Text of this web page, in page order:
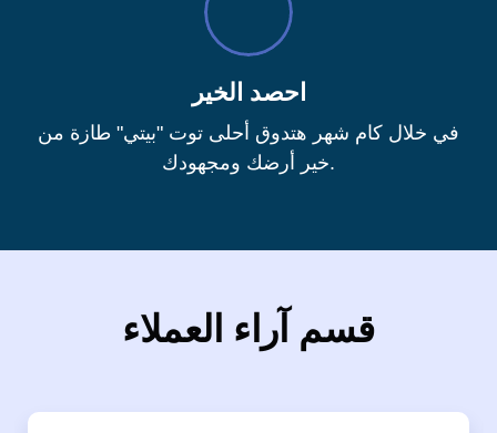
احصد الخير
في خلال كام شهر هتدوق أحلى توت "بيتي" طازة من
خير أرضك ومجهودك.
قسم آراء العملاء